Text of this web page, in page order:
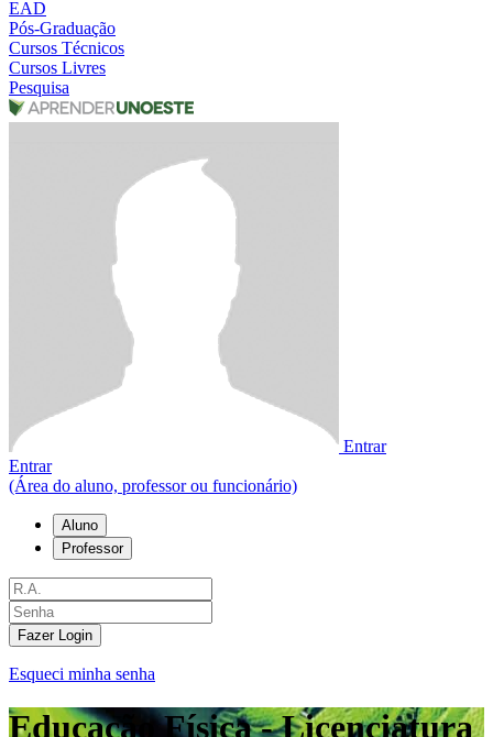
EAD
Pós-Graduação
Cursos Técnicos
Cursos Livres
Pesquisa
Entrar
Entrar
(Área do aluno, professor ou funcionário)
Aluno
Professor
Fazer Login
Esqueci minha senha
Educação Física - Licenciatura